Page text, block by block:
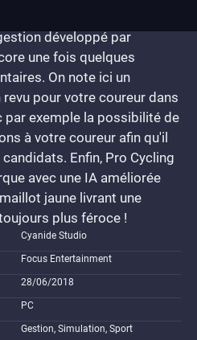
développé par
une fois quelques
On note ici un
pour votre coureur dans
par exemple la possibilité de
à votre coureur afin qu'il
Enfin, Pro Cycling
avec une IA améliorée
jaune livrant une
plus féroce !
Cyanide Studio
Focus Entertainment
28/06/2018
PC
Gestion, Simulation, Sport